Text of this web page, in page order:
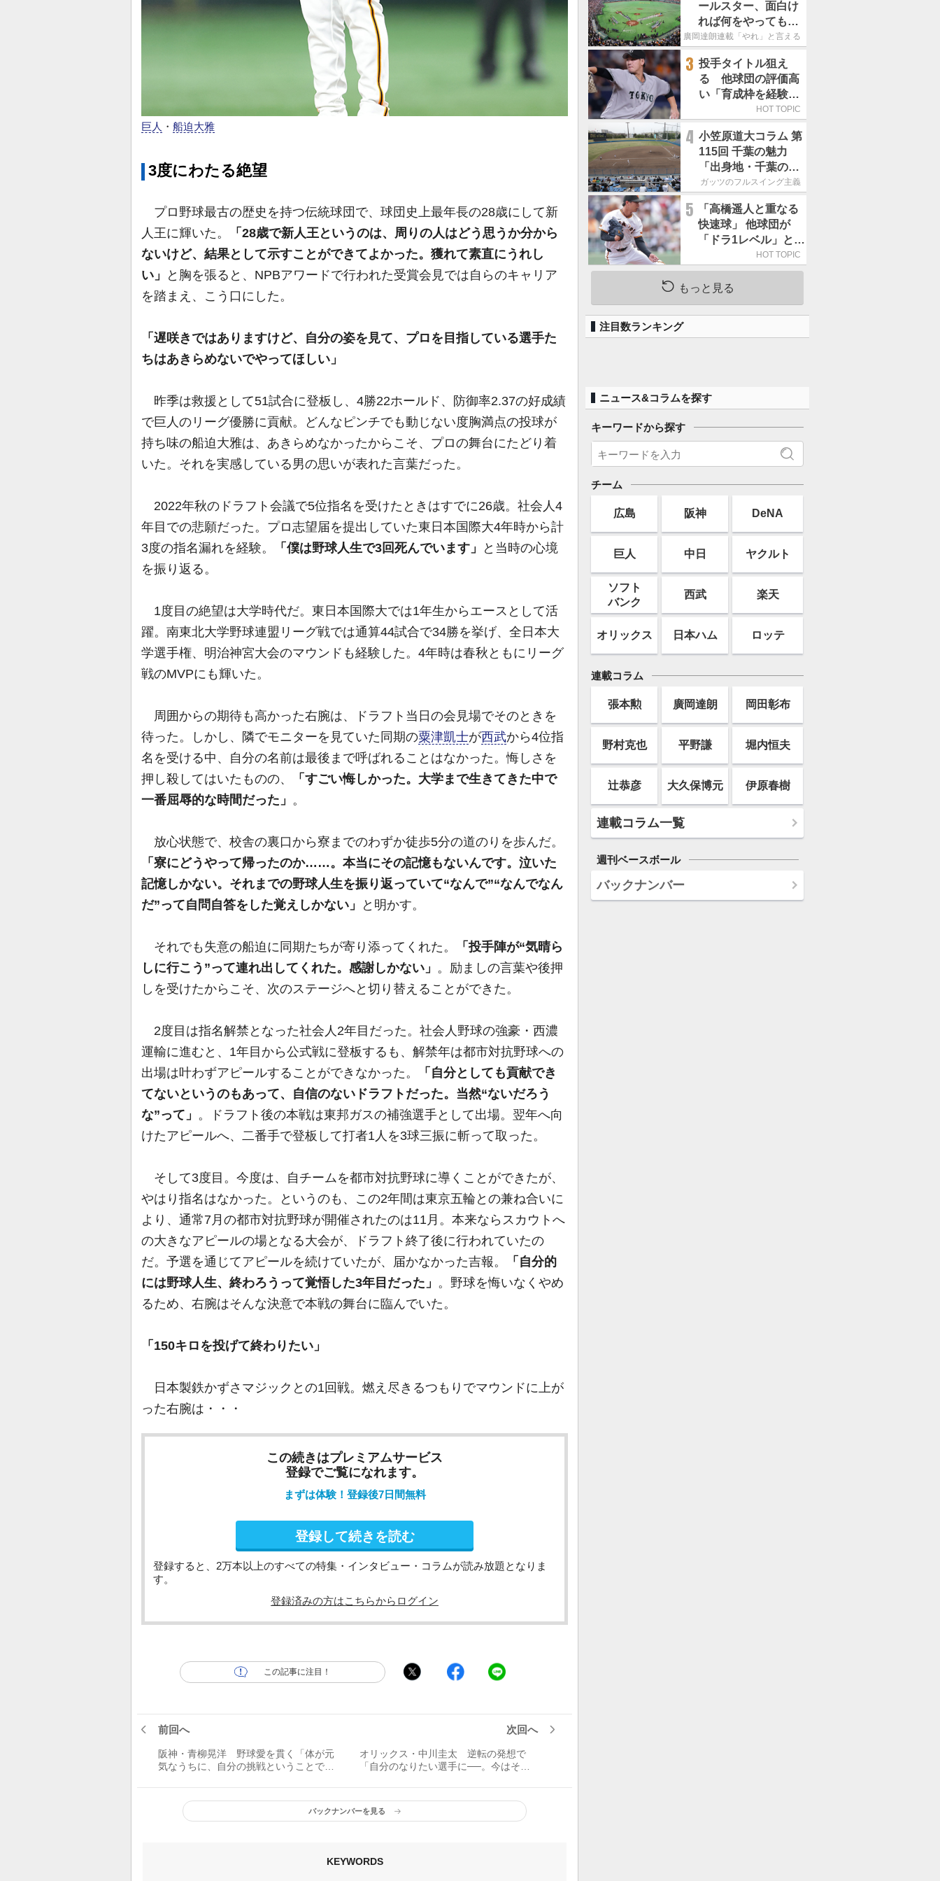
巨人 ・ 船迫大雅
3度にわたる絶望
プロ野球最古の歴史を持つ伝統球団で、球団史上最年長の28歳にして新
人王に輝いた。
「28歳で新人王というのは、周りの人はどう思うか分から
ないけど、結果として示すことができてよかった。獲れて素直にうれし
い」
と胸を張ると、NPBアワードで行われた受賞会見では自らのキャリア
を踏まえ、こう口にした。
「遅咲きではありますけど、自分の姿を見て、プロを目指している選手た
ちはあきらめないでやってほしい」
昨季は救援として51試合に登板し、4勝22ホールド、防御率2.37の好成績
で巨人のリーグ優勝に貢献。どんなピンチでも動じない度胸満点の投球が
持ち味の船迫大雅は、あきらめなかったからこそ、プロの舞台にたどり着
いた。それを実感している男の思いが表れた言葉だった。
2022年秋のドラフト会議で5位指名を受けたときはすでに26歳。社会人4
年目での悲願だった。プロ志望届を提出していた東日本国際大4年時から計
3度の指名漏れを経験。
「僕は野球人生で3回死んでいます」
と当時の心境
を振り返る。
1度目の絶望は大学時代だ。東日本国際大では1年生からエースとして活
躍。南東北大学野球連盟リーグ戦では通算44試合で34勝を挙げ、全日本大
学選手権、明治神宮大会のマウンドも経験した。4年時は春秋ともにリーグ
戦のMVPにも輝いた。
周囲からの期待も高かった右腕は、ドラフト当日の会見場でそのときを
待った。しかし、隣でモニターを見ていた同期の粟津凱士が西武から4位指
名を受ける中、自分の名前は最後まで呼ばれることはなかった。悔しさを
押し殺してはいたものの、
「すごい悔しかった。大学まで生きてきた中で
一番屈辱的な時間だった」 。
放心状態で、校舎の裏口から寮までのわずか徒歩5分の道のりを歩んだ。
「寮にどうやって帰ったのか……。本当にその記憶もないんです。泣いた
記憶しかない。それまでの野球人生を振り返っていて“なんで”“なんでなん
だ”って自問自答をした覚えしかない」
と明かす。
それでも失意の船迫に同期たちが寄り添ってくれた。
「投手陣が“気晴ら
しに行こう”って連れ出してくれた。感謝しかない」 。励ましの言葉や後押
しを受けたからこそ、次のステージへと切り替えることができた。
2度目は指名解禁となった社会人2年目だった。社会人野球の強豪・西濃
運輸に進むと、1年目から公式戦に登板するも、解禁年は都市対抗野球への
出場は叶わずアピールすることができなかった。
「自分としても貢献でき
てないというのもあって、自信のないドラフトだった。当然“ないだろう
な”って」 。ドラフト後の本戦は東邦ガスの補強選手として出場。翌年へ向
けたアピールへ、二番手で登板して打者1人を3球三振に斬って取った。
そして3度目。今度は、自チームを都市対抗野球に導くことができたが、
やはり指名はなかった。というのも、この2年間は東京五輪との兼ね合いに
より、通常7月の都市対抗野球が開催されたのは11月。本来ならスカウトへ
の大きなアピールの場となる大会が、ドラフト終了後に行われていたの
だ。予選を通じてアピールを続けていたが、届かなかった吉報。
「自分的
には野球人生、終わろうって覚悟した3年目だった」 。野球を悔いなくやめ
るため、右腕はそんな決意で本戦の舞台に臨んでいた。
「150キロを投げて終わりたい」
日本製鉄かずさマジックとの1回戦。燃え尽きるつもりでマウンドに上が
った右腕は・・・
この続きはプレミアムサービス
登録でご覧になれます。
まずは体験！登録後7日間無料
登録して続きを読む
登録すると、2万本以上のすべての特集・インタビュー・コラムが読み放題となりま
す。
登録済みの方はこちらからログイン
この記事に注目！
前回へ
阪神・青柳晃洋 野球愛を貫く「体が元
気なうちに、自分の挑戦ということで行
ように」
次回へ
オリックス・中川圭太 逆転の発想で
「自分のなりたい選手に──。今はそこ
バックナンバーを見る
KEYWORDS
ールスター、面白け
れば何をやってもい
いという発想は大間
廣岡達朗連載「やれ」と言える信念
3 投手タイトル狙え
る 他球団の評価高
い「育成枠を経験し
た巨人の左腕」は
HOT TOPIC
4 小笠原道大コラム 第
115回 千葉の魅力
「出身地・千葉の話
の続き。昔から野球
す」
ガッツのフルスイング主義
5
「高橋遥人と重なる
快速球」 他球団が
「ドラ1レベル」と評
する巨人の左腕は
HOT TOPIC
もっと見る
注目数ランキング
ニュース&コラムを探す
キーワードから探す
チーム
広島 阪神 DeNA
巨人 中日 ヤクルト
ソフト
バンク
西武 楽天
オリックス 日本ハム ロッテ
連載コラム
張本勲 廣岡達朗 岡田彰布
野村克也 平野謙 堀内恒夫
辻恭彦 大久保博元 伊原春樹
連載コラム一覧
週刊ベースボール
バックナンバー